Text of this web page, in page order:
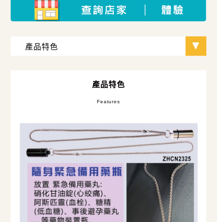
產品特色
Features